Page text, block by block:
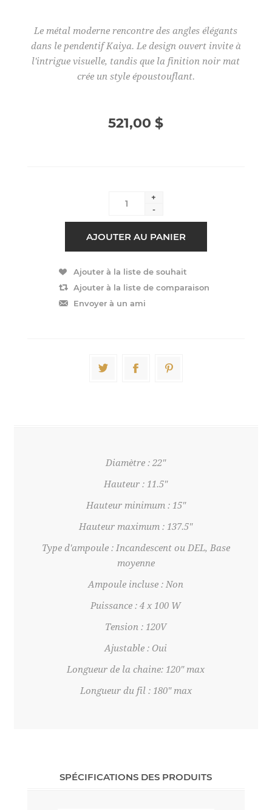
Le métal moderne rencontre des angles élégants
dans le pendentif Kaiya. Le design ouvert invite à
l'intrigue visuelle, tandis que la finition noir mat
crée un style époustouflant.
521,00 $
+
-
Diamètre : 22"
Hauteur : 11.5"
Hauteur minimum : 15"
Hauteur maximum : 137.5"
Type d'ampoule : Incandescent ou DEL, Base
moyenne
Ampoule incluse : Non
Puissance : 4 x 100 W
Tension : 120V
Ajustable : Oui
Longueur de la chaine: 120" max
Longueur du fil : 180" max
SPÉCIFICATIONS DES PRODUITS